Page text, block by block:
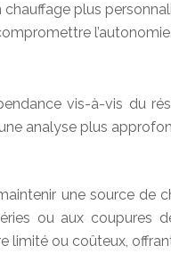
plus
l’autonomie.
vis-à-vis du
analyse plus
une source de
ou aux coupures
limité ou coûteux,